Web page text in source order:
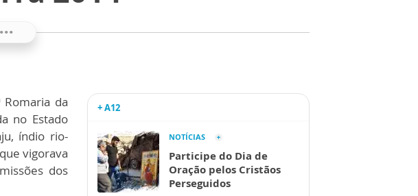
da
no Estado
índio rio-
vigorava
dos
+ A12
NOTÍCIAS
Participe do Dia de
Oração pelos Cristãos
Perseguidos